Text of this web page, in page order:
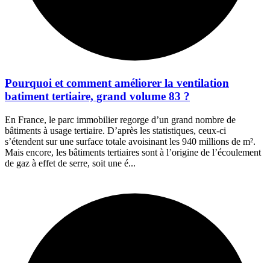
Pourquoi et comment améliorer la ventilation
batiment tertiaire, grand volume 83 ?
En France, le parc immobilier regorge d’un grand nombre de
bâtiments à usage tertiaire. D’après les statistiques, ceux-ci
s’étendent sur une surface totale avoisinant les 940 millions de m².
Mais encore, les bâtiments tertiaires sont à l’origine de l’écoulement
de gaz à effet de serre, soit une é...